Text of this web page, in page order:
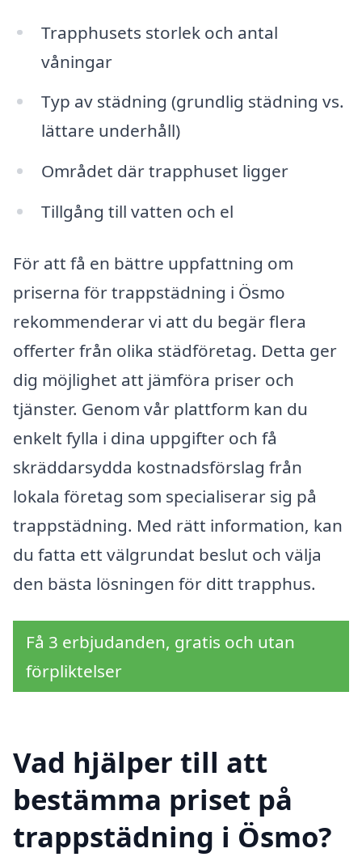
Trapphusets storlek och antal
våningar
Typ av städning (grundlig städning vs.
lättare underhåll)
Området där trapphuset ligger
Tillgång till vatten och el
För att få en bättre uppfattning om
priserna för trappstädning i Ösmo
rekommenderar vi att du begär flera
offerter från olika städföretag. Detta ger
dig möjlighet att jämföra priser och
tjänster. Genom vår plattform kan du
enkelt fylla i dina uppgifter och få
skräddarsydda kostnadsförslag från
lokala företag som specialiserar sig på
trappstädning. Med rätt information, kan
du fatta ett välgrundat beslut och välja
den bästa lösningen för ditt trapphus.
Få 3 erbjudanden, gratis och utan
förpliktelser
Vad hjälper till att
bestämma priset på
trappstädning i Ösmo?